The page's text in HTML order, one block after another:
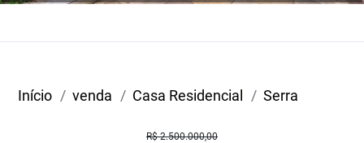
Início venda Casa Residencial Serra
R$ 2.500.000,00